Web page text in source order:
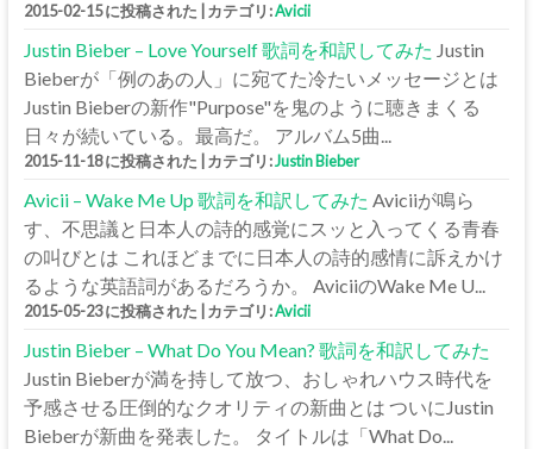
2015-02-15 に投稿された カテゴリ:Avicii
Justin Bieber – Love Yourself 歌詞を和訳してみた Justin
Bieberが「例のあの人」に宛てた冷たいメッセージとは
Justin Bieberの新作"Purpose"を鬼のように聴きまくる
日々が続いている。最高だ。 アルバム5曲...
2015-11-18 に投稿された カテゴリ:Justin Bieber
Avicii – Wake Me Up 歌詞を和訳してみた Aviciiが鳴ら
す、不思議と日本人の詩的感覚にスッと入ってくる青春
の叫びとは これほどまでに日本人の詩的感情に訴えかけ
るような英語詞があるだろうか。 AviciiのWake Me U...
2015-05-23 に投稿された カテゴリ:Avicii
Justin Bieber – What Do You Mean? 歌詞を和訳してみた
Justin Bieberが満を持して放つ、おしゃれハウス時代を
予感させる圧倒的なクオリティの新曲とは ついにJustin
Bieberが新曲を発表した。 タイトルは「What Do...